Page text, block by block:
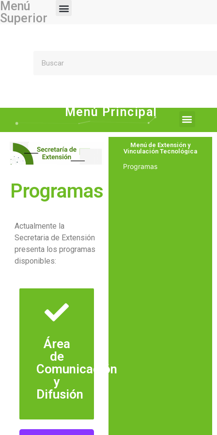
Menú
Superior
Menú Principal
Menú de Extensión y
Vinculación Tecnológica
Programas
Programas
Actualmente la
Secretaria de Extensión
presenta los programas
disponibles:
Área
de
Comunicación
y
Difusión
Ver
más